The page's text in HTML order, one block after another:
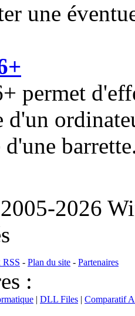
une
permet
d'un
2026
RSS - Plan du site - Partenaires
:
| DLL Files | Comparatif